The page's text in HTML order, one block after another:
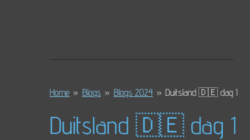
Home » Blogs » Blogs 2024 » Duitsland 🇩🇪 dag 1
Duitsland 🇩🇪 dag 1